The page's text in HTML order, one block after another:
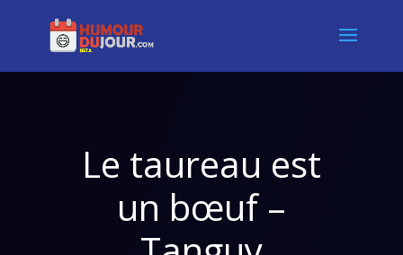
Le taureau est
un bœuf –